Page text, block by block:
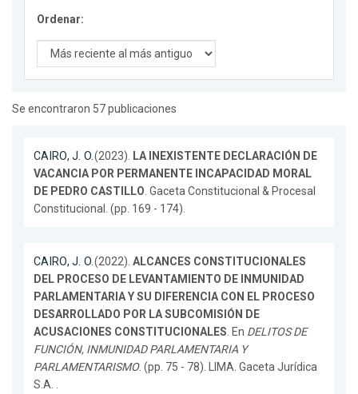
Ordenar:
Se encontraron 57 publicaciones
CAIRO, J. O.(2023). LA INEXISTENTE DECLARACIÓN DE
VACANCIA POR PERMANENTE INCAPACIDAD MORAL
DE PEDRO CASTILLO. Gaceta Constitucional & Procesal
Constitucional. (pp. 169 - 174).
CAIRO, J. O.(2022). ALCANCES CONSTITUCIONALES
DEL PROCESO DE LEVANTAMIENTO DE INMUNIDAD
PARLAMENTARIA Y SU DIFERENCIA CON EL PROCESO
DESARROLLADO POR LA SUBCOMISIÓN DE
ACUSACIONES CONSTITUCIONALES. En DELITOS DE
FUNCIÓN, INMUNIDAD PARLAMENTARIA Y
PARLAMENTARISMO. (pp. 75 - 78). LIMA. Gaceta Jurídica
S.A. .